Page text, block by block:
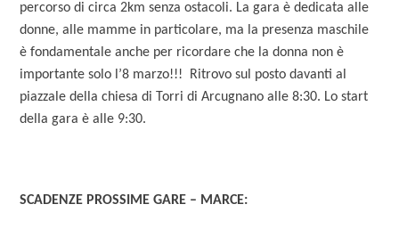
percorso di circa 2km senza ostacoli. La gara è dedicata alle
donne, alle mamme in particolare, ma la presenza maschile
è fondamentale anche per ricordare che la donna non è
importante solo l’8 marzo!!! Ritrovo sul posto davanti al
piazzale della chiesa di Torri di Arcugnano alle 8:30. Lo start
della gara è alle 9:30.
SCADENZE PROSSIME GARE – MARCE: